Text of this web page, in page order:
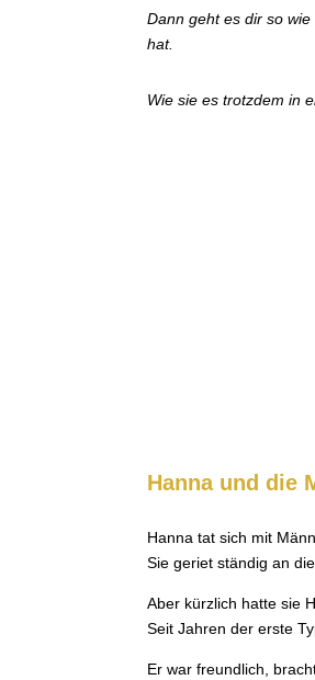
Dann geht es dir so
hat.
Wie sie es trotzdem in
Hanna und die
Hanna tat sich mit
Sie geriet ständig an
Aber kürzlich hatte sie
Seit Jahren der erste
Er war freundlich,